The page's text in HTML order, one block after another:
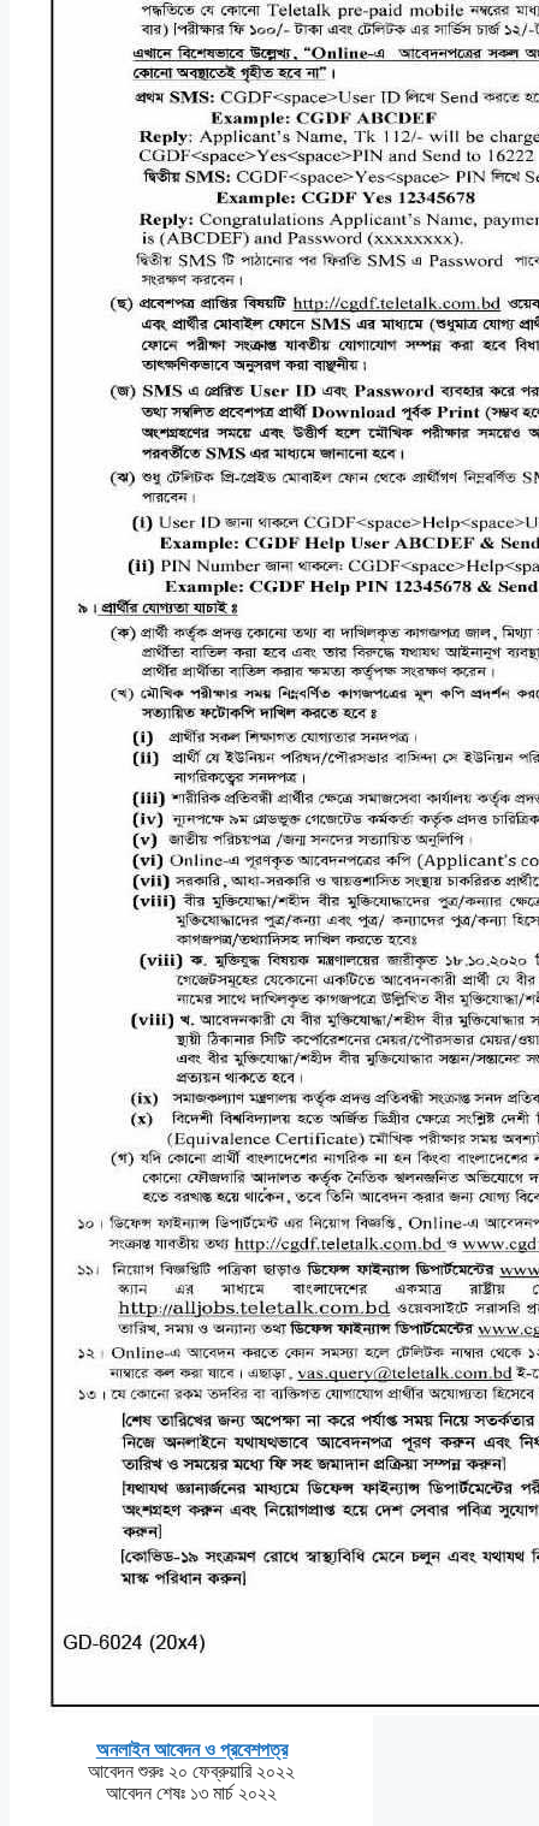
অনলাইন আবেদন ও প্রবেশপত্র
আবেদন শুরুঃ ২০ ফেব্রুয়ারি ২০২২
আবেদন শেষঃ ১৩ মার্চ ২০২২